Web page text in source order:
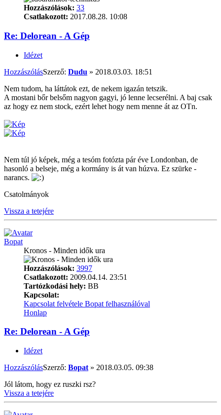
Hozzászólások: 33
Csatlakozott: 2017.08.28. 10:08
Re: Delorean - A Gép
Idézet
HozzászólásSzerző: Dudu » 2018.03.03. 18:51
Nem tudom, ha láttátok ezt, de nekem igazán tetszik.
A mostani bőr belsőm nagyon gagyi, jó lenne lecserélni. A baj csak
az hogy ez nem stock, ezért lehet hogy nem menne át az OTn.
Nem túl jó képek, még a tesóm fotózta pár éve Londonban, de
hasonló a belseje, még a kormány is át van húzva. Ez szürke -
narancs.
Csatolmányok
Vissza a tetejére
Bopat
Kronos - Minden idők ura
Hozzászólások: 3997
Csatlakozott: 2009.04.14. 23:51
Tartózkodási hely: BB
Kapcsolat:
Kapcsolat felvétele Bopat felhasználóval
Honlap
Re: Delorean - A Gép
Idézet
HozzászólásSzerző: Bopat » 2018.03.05. 09:38
Jól látom, hogy ez ruszki rsz?
Vissza a tetejére